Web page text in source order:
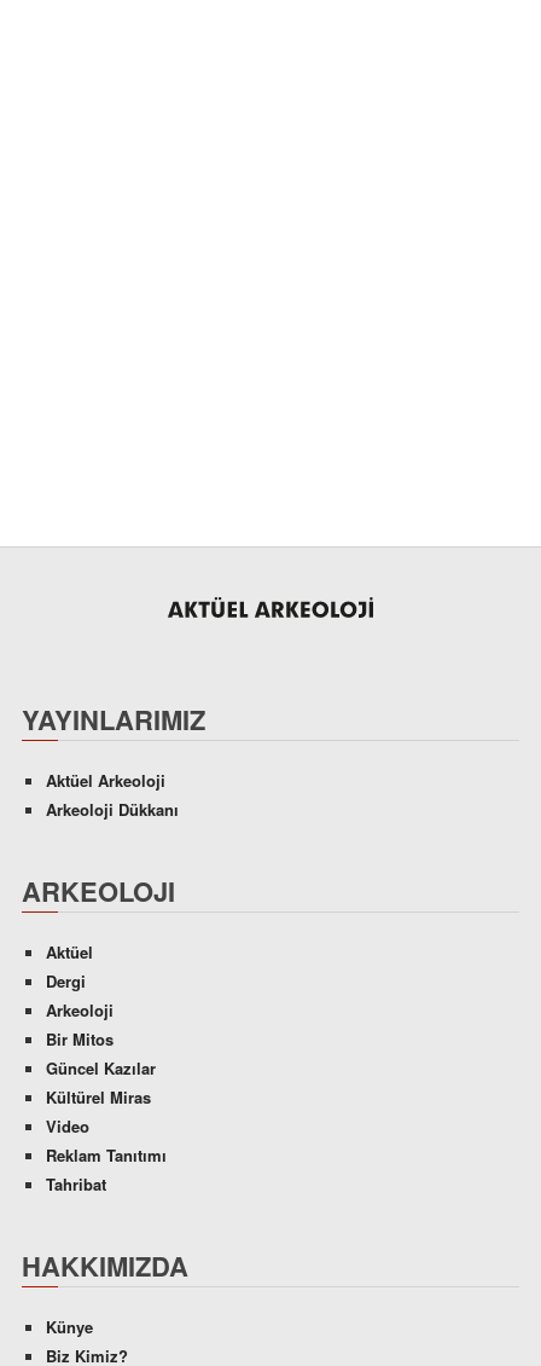
YAYINLARIMIZ
Aktüel Arkeoloji
Arkeoloji Dükkanı
ARKEOLOJI
Aktüel
Dergi
Arkeoloji
Bir Mitos
Güncel Kazılar
Kültürel Miras
Video
Reklam Tanıtımı
Tahribat
HAKKIMIZDA
Künye
Biz Kimiz?